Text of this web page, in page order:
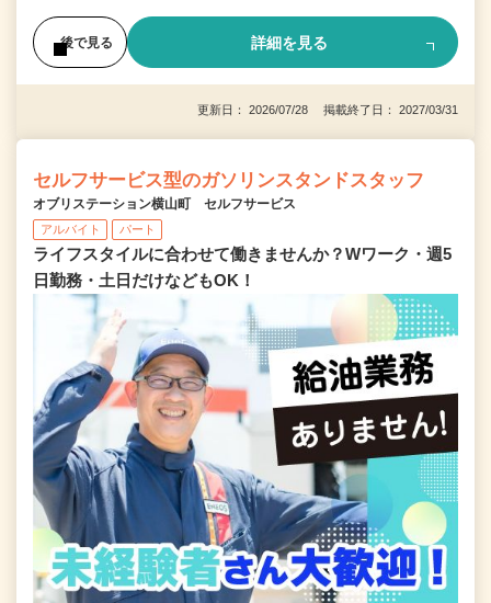
後で見る 詳細を見る
更新日： 2026/07/28 掲載終了日： 2027/03/31
セルフサービス型のガソリンスタンドスタッフ
オブリステーション横山町 セルフサービス
アルバイト パート
ライフスタイルに合わせて働きませんか？Wワーク・週5
日勤務・土日だけなどもOK！